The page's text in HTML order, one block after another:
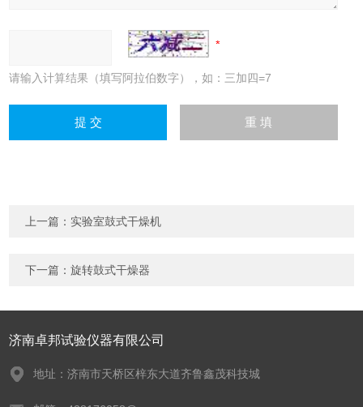
请输入计算结果（填写阿拉伯数字），如：三加四=7
上一篇： 实验室鼓式干燥机
下一篇：旋转鼓式干燥器
济南卓邦试验仪器有限公司
地址：济南市天桥区梓东大道齐鲁鑫茂科技城